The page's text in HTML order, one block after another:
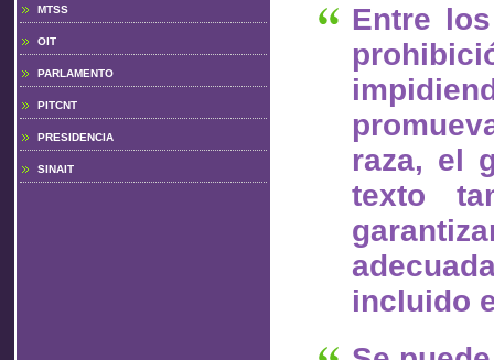
Entre
raza, el
texto
incluido
MTSS
OIT
PARLAMENTO
PITCNT
PRESIDENCIA
SINAIT